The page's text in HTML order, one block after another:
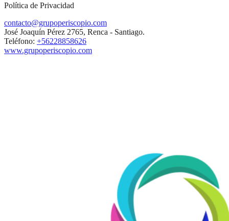
Política de Privacidad
contacto@grupoperiscopio.com
José Joaquín Pérez 2765, Renca - Santiago.
Teléfono: +56228858626
www.grupoperiscopio.com